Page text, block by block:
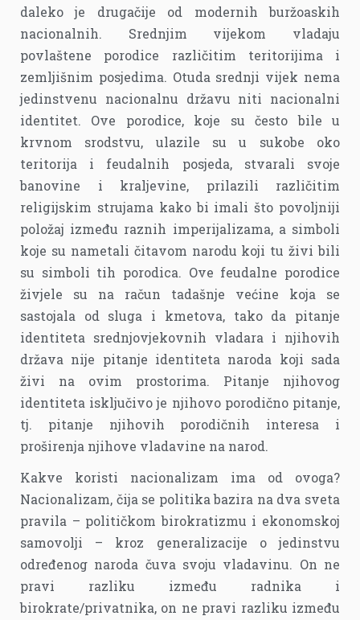
daleko je drugačije od modernih buržoaskih
nacionalnih. Srednjim vijekom vladaju
povlaštene porodice različitim teritorijima i
zemljišnim posjedima. Otuda srednji vijek nema
jedinstvenu nacionalnu državu niti nacionalni
identitet. Ove porodice, koje su često bile u
krvnom srodstvu, ulazile su u sukobe oko
teritorija i feudalnih posjeda, stvarali svoje
banovine i kraljevine, prilazili različitim
religijskim strujama kako bi imali što povoljniji
položaj između raznih imperijalizama, a simboli
koje su nametali čitavom narodu koji tu živi bili
su simboli tih porodica. Ove feudalne porodice
živjele su na račun tadašnje većine koja se
sastojala od sluga i kmetova, tako da pitanje
identiteta srednjovjekovnih vladara i njihovih
država nije pitanje identiteta naroda koji sada
živi na ovim prostorima. Pitanje njihovog
identiteta isključivo je njihovo porodično pitanje,
tj. pitanje njihovih porodičnih interesa i
proširenja njihove vladavine na narod.
Kakve koristi nacionalizam ima od ovoga?
Nacionalizam, čija se politika bazira na dva sveta
pravila – političkom birokratizmu i ekonomskoj
samovolji – kroz generalizacije o jedinstvu
određenog naroda čuva svoju vladavinu. On ne
pravi razliku između radnika i
birokrate/privatnika, on ne pravi razliku između